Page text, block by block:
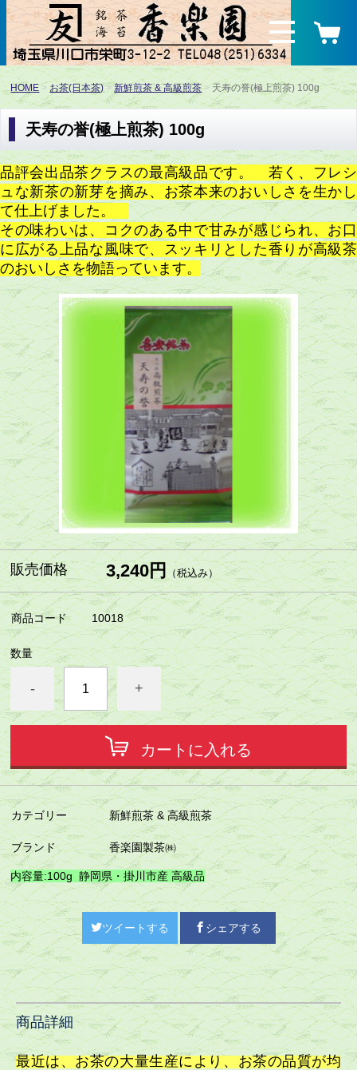
HOME お茶(日本茶) 新鮮煎茶 & 高級煎茶 天寿の誉(極上煎茶) 100g
天寿の誉(極上煎茶) 100g
品評会出品茶クラスの最高級品です。 若く、フレシ
ュな新茶の新芽を摘み、お茶本来のおいしさを生かし
て仕上げました。
その味わいは、コクのある中で甘みが感じられ、お口
に広がる上品な風味で、スッキリとした香りが高級茶
のおいしさを物語っています。
販売価格 3,240円（税込み）
商品コード 10018
数量
- +
カートに入れる
カテゴリー 新鮮煎茶 & 高級煎茶
ブランド 香楽園製茶㈱
内容量:100g 静岡県・掛川市産 高級品
ツイートする シェアする
商品詳細
最近は、お茶の大量生産により、お茶の品質が均